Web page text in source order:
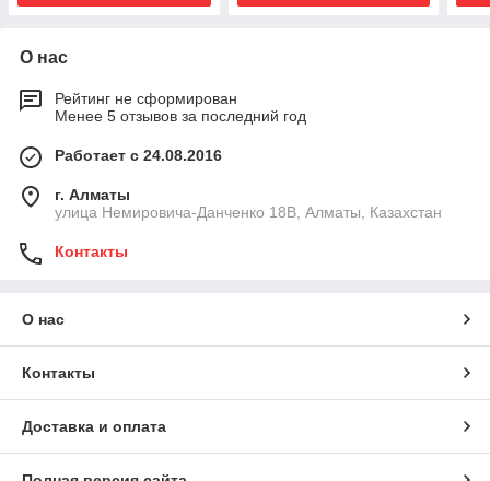
О нас
Рейтинг не сформирован
Менее 5 отзывов за последний год
Работает с 24.08.2016
г. Алматы
улица Немировича-Данченко 18В, Алматы, Казахстан
Контакты
О нас
Контакты
Доставка и оплата